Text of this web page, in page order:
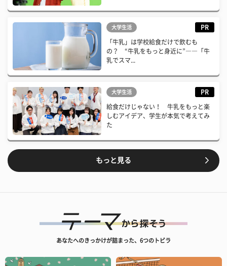
大学生活 PR
「牛乳」は学校給食だけで飲むも
の？ “牛乳をもっと身近に”――「牛
乳でスマ...
大学生活 PR
給食だけじゃない！ 牛乳をもっと楽
しむアイデア、学生が本気で考えてみ
た
もっと見る
あなたへのきっかけが詰まった、6つのトビラ